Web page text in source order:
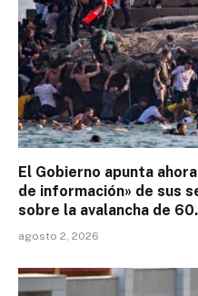
El Gobierno apunta
de información» de sus
sobre la avalancha de
agosto 2, 2026